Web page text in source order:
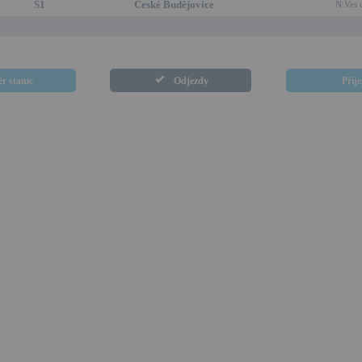
S1 České Budějovice N.Ves
stanic Odjezdy